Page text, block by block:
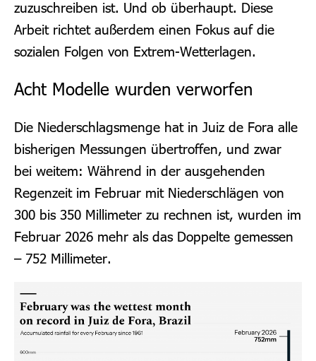
zuzuschreiben ist. Und ob überhaupt. Diese
Arbeit richtet außerdem einen Fokus auf die
sozialen Folgen von Extrem-Wetterlagen.
Acht Modelle wurden verworfen
Die Niederschlagsmenge hat in Juiz de Fora alle
bisherigen Messungen übertroffen, und zwar
bei weitem: Während in der ausgehenden
Regenzeit im Februar mit Niederschlägen von
300 bis 350 Millimeter zu rechnen ist, wurden im
Februar 2026 mehr als das Doppelte gemessen
– 752 Millimeter.